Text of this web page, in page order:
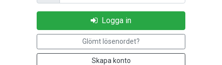
Logga in
Glömt lösenordet?
Skapa konto